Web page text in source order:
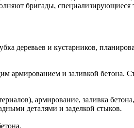
бригады,
деревьев и кустарников,
армированием и заливкой бетона.
армирование, заливка
деталями и заделкой стыков.